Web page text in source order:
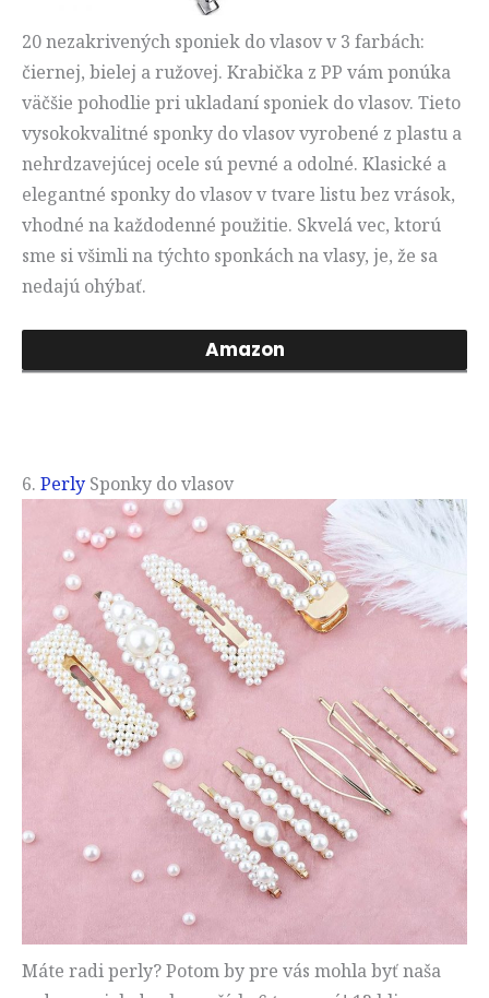
20 nezakrivených sponiek do vlasov v 3 farbách:
čiernej, bielej a ružovej. Krabička z PP vám ponúka
väčšie pohodlie pri ukladaní sponiek do vlasov. Tieto
vysokokvalitné sponky do vlasov vyrobené z plastu a
nehrdzavejúcej ocele sú pevné a odolné. Klasické a
elegantné sponky do vlasov v tvare listu bez vrások,
vhodné na každodenné použitie. Skvelá vec, ktorú
sme si všimli na týchto sponkách na vlasy, je, že sa
nedajú ohýbať.
Amazon
6. Perly Sponky do vlasov
Máte radi perly? Potom by pre vás mohla byť naša